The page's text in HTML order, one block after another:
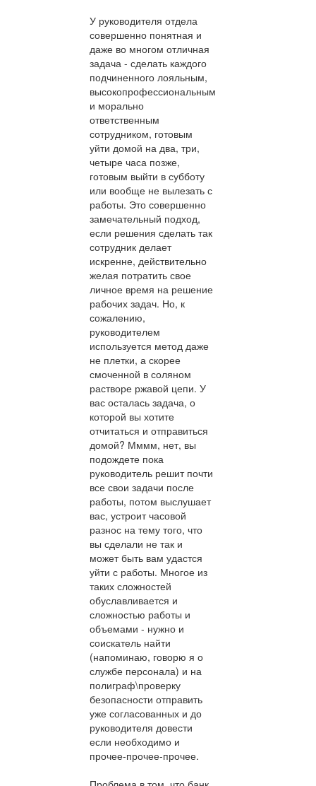
У руководителя отдела
совершенно понятная и
даже во многом отличная
задача - сделать каждого
подчиненного лояльным,
высокопрофессиональным
и морально
ответственным
сотрудником, готовым
уйти домой на два, три,
четыре часа позже,
готовым выйти в субботу
или вообще не вылезать с
работы. Это совершенно
замечательный подход,
если решения сделать так
сотрудник делает
искренне, действительно
желая потратить свое
личное время на решение
рабочих задач. Но, к
сожалению,
руководителем
используется метод даже
не плетки, а скорее
смоченной в соляном
растворе ржавой цепи. У
вас осталась задача, о
которой вы хотите
отчитаться и отправиться
домой? Мммм, нет, вы
подождете пока
руководитель решит почти
все свои задачи после
работы, потом выслушает
вас, устроит часовой
разнос на тему того, что
вы сделали не так и
может быть вам удастся
уйти с работы. Многое из
таких сложностей
обуславливается и
сложностью работы и
объемами - нужно и
соискатель найти
(напоминаю, говорю я о
службе персонала) и на
полиграф\проверку
безопасности отправить
уже согласованных и до
руководителя довести
если необходимо и
прочее-прочее-прочее.